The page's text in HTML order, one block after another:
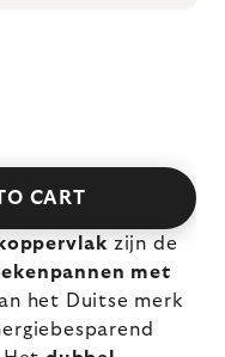
CART
zijn de
met
het Duitse merk